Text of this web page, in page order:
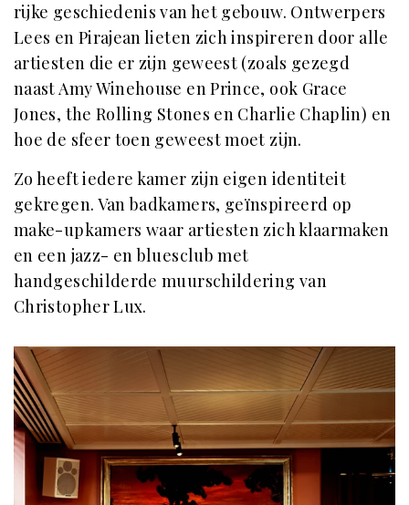
rijke geschiedenis van het gebouw. Ontwerpers
Lees en Pirajean lieten zich inspireren door alle
artiesten die er zijn geweest (zoals gezegd
naast Amy Winehouse en Prince, ook Grace
Jones, the Rolling Stones en Charlie Chaplin) en
hoe de sfeer toen geweest moet zijn.
Zo heeft iedere kamer zijn eigen identiteit
gekregen. Van badkamers, geïnspireerd op
make-upkamers waar artiesten zich klaarmaken
en een jazz- en bluesclub met
handgeschilderde muurschildering van
Christopher Lux.